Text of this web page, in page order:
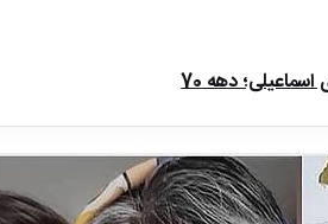
دهه 70